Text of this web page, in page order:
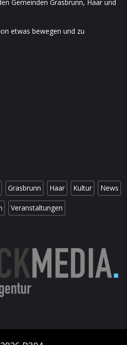
Gemeinden Grasbrunn, Haar und
etwas bewegen und zu
Grasbrunn Haar Kultur News
Veranstaltungen